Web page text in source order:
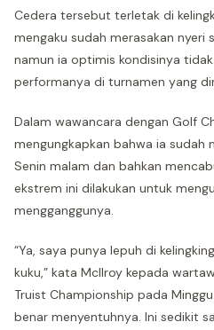
Cedera tersebut terletak di
mengaku sudah merasakan nyeri
namun ia optimis kondisinya
performanya di turnamen yang
Dalam wawancara dengan Golf
mengungkapkan bahwa ia sudah
Senin malam dan bahkan
ekstrem ini dilakukan untuk
mengganggunya.
“Ya, saya punya lepuh di
kuku,” kata McIlroy kepada
Truist Championship pada
benar menyentuhnya. Ini sedikit